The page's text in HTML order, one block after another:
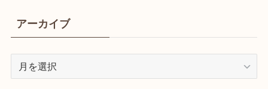
アーカイブ